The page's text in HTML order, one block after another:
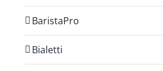
BaristaPro
Bialetti